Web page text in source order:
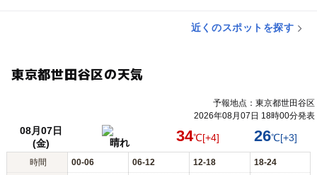
近くのスポットを探す
東京都世田谷区の天気
予報地点：東京都世田谷区
2026年08月07日 18時00分発表
08月07日
(金)
晴れ 34℃[+4] 26℃[+3]
時間 00-06 06-12 12-18 18-24